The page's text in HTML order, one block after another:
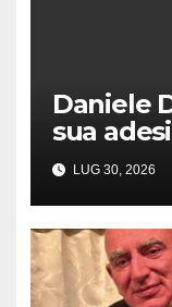
Daniele
sua
nel
del 1°
LUG 30, 2026